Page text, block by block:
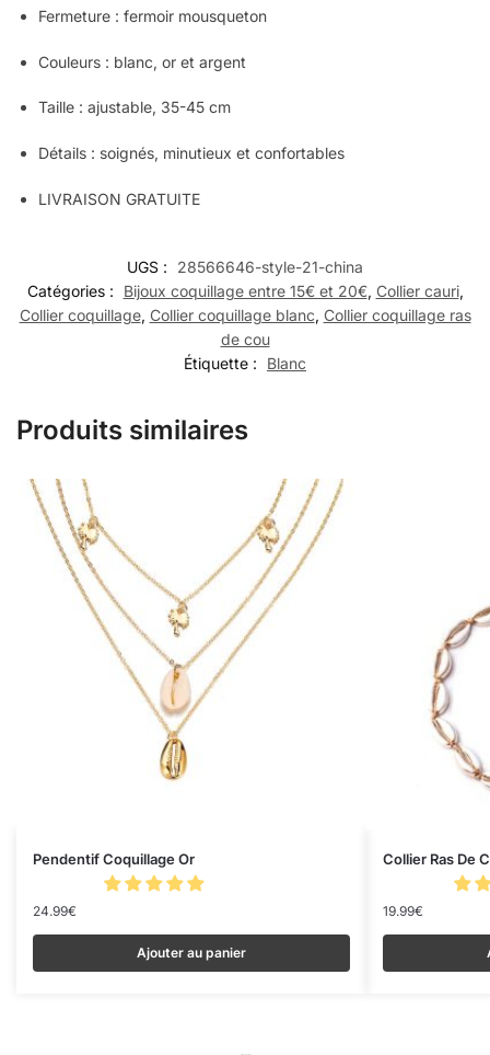
Fermeture : fermoir mousqueton
Couleurs : blanc, or et argent
Taille : ajustable, 35-45 cm
Détails : soignés, minutieux et confortables
LIVRAISON GRATUITE
UGS :
28566646-style-21-china
Catégories :
Bijoux coquillage entre 15€ et 20€, Collier cauri,
Collier coquillage, Collier coquillage blanc, Collier coquillage ras
de cou
Étiquette :
Blanc
Produits similaires
Pendentif Coquillage Or
24.99€
Ajouter au panier
Collier Ras De
19.99€